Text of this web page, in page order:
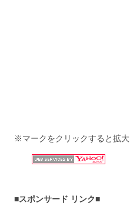
※マークをクリックすると拡大
■スポンサード リンク■